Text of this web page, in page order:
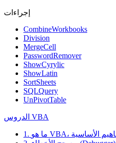
إجراءات
CombineWorkbooks
Division
MergeCell
PasswordRemover
ShowCyrylic
ShowLatin
SortSheets
SQLQuery
UnPivotTable
الدروس VBA